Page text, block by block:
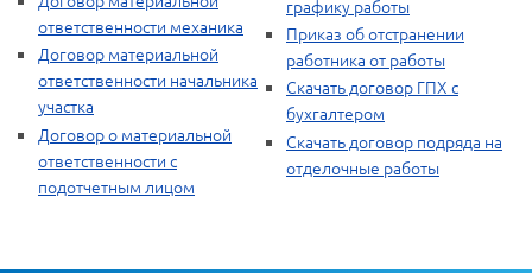
ответственности механика
Договор материальной
ответственности начальника
участка
Договор о материальной
ответственности с
подотчетным лицом
графику работы
Приказ об отстранении
работника от работы
Скачать договор ГПХ с
бухгалтером
Скачать договор подряда на
отделочные работы